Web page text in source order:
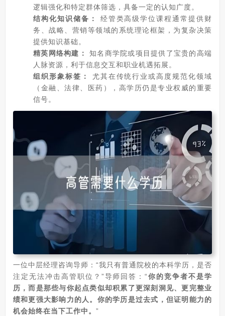
逻辑强化和特定群体筛选，具备一定的认知广度。
结构化知识储备：
经管类高级学位课程通常提供财
务、战略、营销等领域的系统理论框架，为复杂决策
提供知识基础。
精英网络构建：
知名商学院或项目提供了宝贵的高端
人脉资源，利于信息交互和职业机遇拓展。
组织形象标签：
尤其在传统行业或高度规范化领域
（金融、法律、医药），高学历仍是专业权威的重要
信号。
一位中层经理咨询导师：“我只有普通院校的本科学历，是否
注定无法冲击高管职位？”导师回答：“你的竞争者不是学
历，而是那些与你起点类似却积累了更深刻洞见、更完整业
绩和更强大影响力的人。你的学历是过去式，但证明能力的
机会始终在当下工作中。 ”